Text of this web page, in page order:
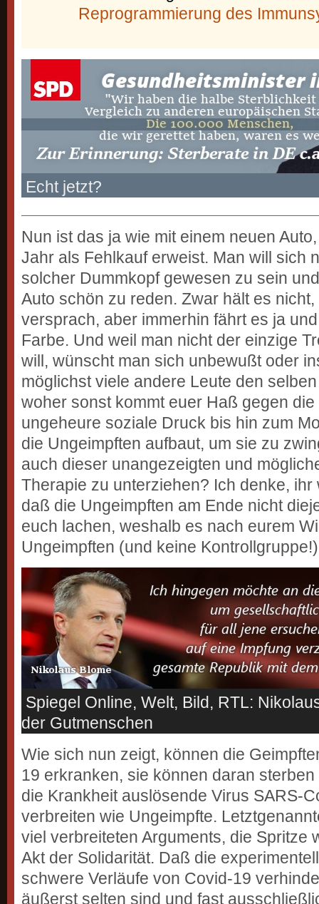
Reprogrammierung des
Echt jetzt?
Nun ist das ja wie mit einem neuen
Jahr als Fehlkauf erweist. Man will sich
solcher Dummkopf gewesen zu sein
Auto schön zu reden. Zwar hält es
versprach, aber immerhin fährt es ja
Farbe. Und weil man nicht der einzige
will, wünscht man sich unbewußt oder
möglichst viele andere Leute den
woher sonst kommt euer Haß gegen
ungeheure soziale Druck bis hin zum
die Ungeimpften aufbaut, um sie zu
auch dieser unangezeigten und
Therapie zu unterziehen? Ich denke, ihr
daß die Ungeimpften am Ende nicht
euch lachen, weshalb es nach eurem
Ungeimpften (und keine
Spiegel Online, Welt, Bild, RTL:
der Gutmenschen
Wie sich nun zeigt, können die
19 erkranken, sie können daran
die Krankheit auslösende Virus SARS-
verbreiten wie Ungeimpfte.
viel verbreiteten Arguments, die Spritze
Akt der Solidarität. Daß die
schwere Verläufe von Covid-19
äußerst selten sind und fast